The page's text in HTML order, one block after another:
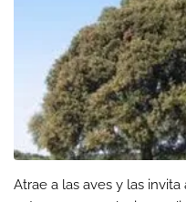
Atrae a las aves y las invita a